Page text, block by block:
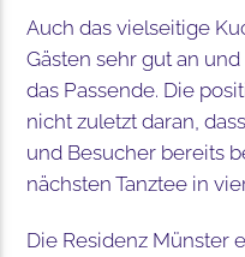
Auch das vielseitige
Gästen sehr gut an
das Passende. Die
nicht zuletzt daran,
und Besucher bereits
nächsten Tanztee in
Die Residenz Münster